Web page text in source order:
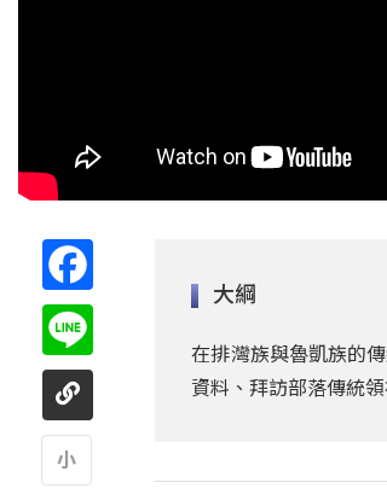
大綱
在排灣族與魯凱族的
資料、拜訪部落傳統